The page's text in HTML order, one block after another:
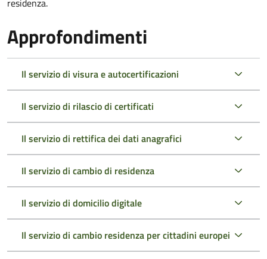
Approfondimenti
Il servizio di visura e autocertificazioni
Il servizio di rilascio di certificati
Il servizio di rettifica dei dati anagrafici
Il servizio di cambio di residenza
Il servizio di domicilio digitale
Il servizio di cambio residenza per cittadini europei